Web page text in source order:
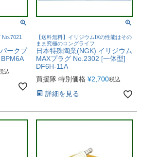
No.7021
ークプ
込
【送料無料】イリジウムIXの性能はその
まま究極のロングライフ
日本特殊陶業(NGK) イリジウム
MAXプラグ No.2302 [一体型]
DF6H-11A
買援隊 特別価格 ¥2,700税込
詳細を見る